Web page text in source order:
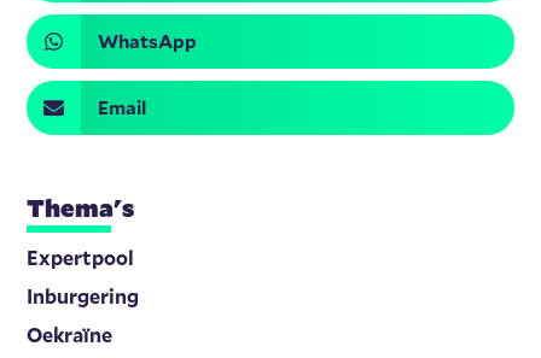
WhatsApp
Email
Thema's
Expertpool
Inburgering
Oekraïne